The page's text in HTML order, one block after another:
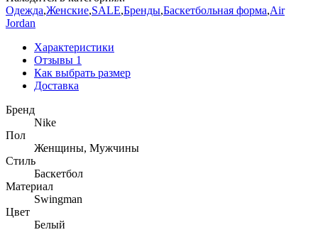
Одежда,Женские,SALE,Бренды,Баскетбольная форма,Air
Jordan
Характеристики
Отзывы 1
Как выбрать размер
Доставка
Бренд
Nike
Пол
Женщины, Мужчины
Стиль
Баскетбол
Материал
Swingman
Цвет
Белый